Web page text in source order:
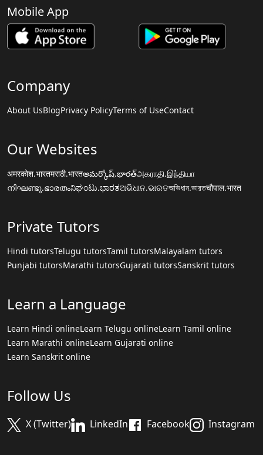
Mobile App
Company
About UsBlogPrivacy PolicyTerms of UseContact
Our Websites
अमरकोश.भारतमराठी.भारतఅమర్కోష్.భారత్அகராதி.இந்தியா
നിഘണ്ടു.ഭാരതംನಿಘಂಟು.ಭಾರತଅଭିଧାନ.ଭାରତঅভিধান.ভারতचौपाल.भारत
Private Tutors
Hindi tutorsTelugu tutorsTamil tutorsMalayalam tutors
Punjabi tutorsMarathi tutorsGujarati tutorsSanskrit tutors
Learn a Language
Learn Hindi onlineLearn Telugu onlineLearn Tamil online
Learn Marathi onlineLearn Gujarati online
Learn Sanskrit online
Follow Us
X (Twitter) LinkedIn Facebook Instagram